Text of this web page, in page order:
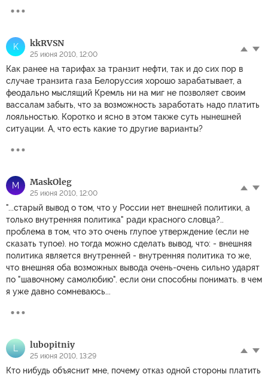
K kkRVSN
25 июня 2010, 12:00
Как ранее на тарифах за транзит нефти, так и до сих пор в
случае транзита газа Белоруссия хорошо зарабатывает, а
феодально мыслящий Кремль ни на миг не позволяет своим
вассалам забыть, что за возможность заработать надо платить
лояльностью. Коротко и ясно в этом также суть нынешней
ситуации. А, что есть какие то другие варианты?
M MaskOleg
25 июня 2010, 12:00
"...старый вывод о том, что у России нет внешней политики, а
только внутренняя политика" ради красного словца?..
проблема в том, что это очень глупое утверждение (если не
сказать тупое). но тогда можно сделать вывод, что: - внешняя
политика является внутренней - внутренняя политика то же,
что внешняя оба возможных вывода очень-очень сильно ударят
по "шавочному самолюбию". если они способны понимать. в чем
я уже давно сомневаюсь...
L lubopitniy
25 июня 2010, 13:29
Кто нибудь объяснит мне, почему отказ одной стороны платить